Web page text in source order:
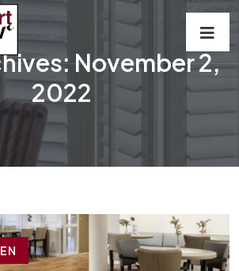
November 2,
2022